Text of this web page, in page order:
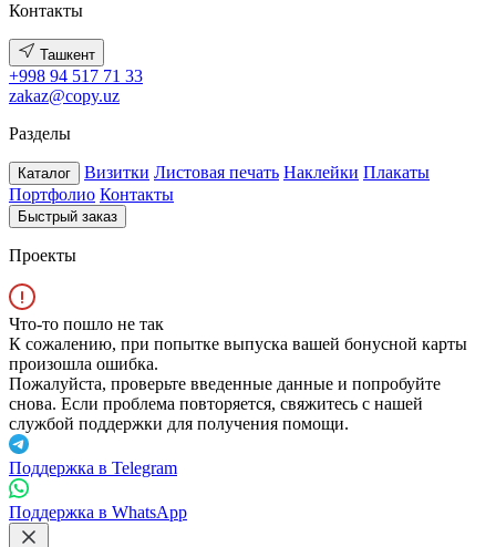
Контакты
Ташкент
+998 94 517 71 33
zakaz@copy.uz
Разделы
Каталог Визитки Листовая печать Наклейки Плакаты
Портфолио Контакты
Быстрый заказ
Проекты
Что-то пошло не так
К сожалению, при попытке выпуска вашей бонусной карты
произошла ошибка.
Пожалуйста, проверьте введенные данные и попробуйте
снова. Если проблема повторяется, свяжитесь с нашей
службой поддержки для получения помощи.
Поддержка в Telegram
Поддержка в WhatsApp